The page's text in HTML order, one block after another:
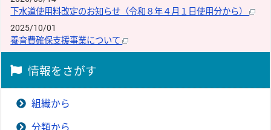
下水道使用料改定のお知らせ（令和８年４月１日使用分から）
2025/10/01
養育費確保支援事業について
情報をさがす
組織から
分類から